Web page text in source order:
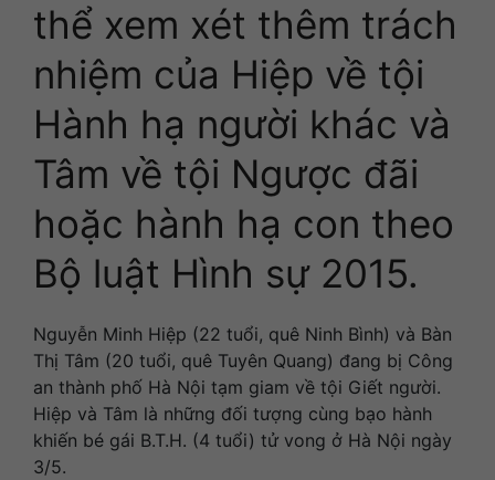
thể xem xét thêm trách
nhiệm của Hiệp về tội
Hành hạ người khác và
Tâm về tội Ngược đãi
hoặc hành hạ con theo
Bộ luật Hình sự 2015.
Nguyễn Minh Hiệp (22 tuổi, quê Ninh Bình) và Bàn
Thị Tâm (20 tuổi, quê Tuyên Quang) đang bị Công
an thành phố Hà Nội tạm giam về tội Giết người.
Hiệp và Tâm là những đối tượng cùng bạo hành
khiến bé gái B.T.H. (4 tuổi) tử vong ở Hà Nội ngày
3/5.